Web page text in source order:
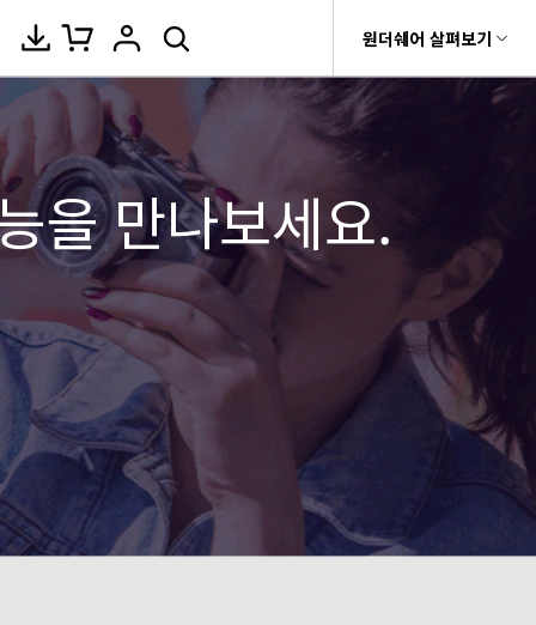
품
상, 사진 등 복구
관리
원더쉐어 소개
제휴
회사 소개
플랜 및 가격
유틸리티
Dr.Fone
Recoverit
말 센터 원더쉐어 살펴보기
비디오/오디오
변환 >
플레이어 >
압축 >
동영상 합치기
>
편집 >
음성 텍스트 변
공구함 >
화면 녹화 >
DVD 굽기 >
온라인 사진 편집기
이미지 변환
이미지 압축
이미지 보정
워터마크 제거
배경 제거
모두 온라인 기능 확인 >
브
기
줄이
들기
카메라 사용
자
사진 / 이미지 /
촬영 팁
AVCHD 솔루션
AVI 솔루션
기타 인기 형식
무비
사용자
루션
MOV 솔
루션
식, 장치 및 GPU의 전체 목록.
을 만나보세요.